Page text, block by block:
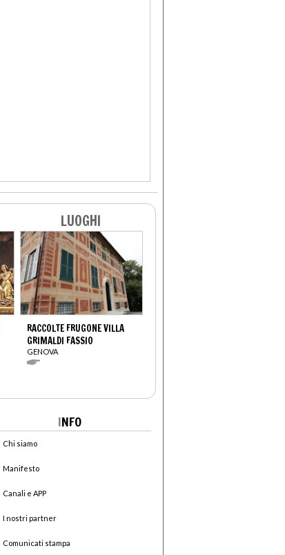
LUOGHI
RACCOLTE FRUGONE VILLA
GRIMALDI FASSIO
GENOVA
INFO
Chi siamo
Manifesto
Canali e APP
I nostri partner
Comunicati stampa